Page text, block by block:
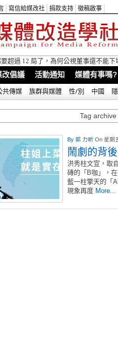
寫信給媒改社 捐款支持 徵稿啟事
超過 12 局了，為何公視董事還不能
改倡議 活動通知 媒體有事嗎?
共傳媒 族群與媒體 性/別 中國
Tag archive
By 郭 力昕 On 星期
鬧劇的背
洪秀柱文宣，取
磚的「B咖」，
藍一柱擎天的「
現象再度 More...